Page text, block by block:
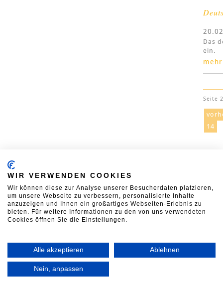
Das
ein.
mehr
Seite
14
Verband Deutscher Mühlen
Neustädtische Kirchstraße 7A
10117 Berlin
T030 2123369-0F030 2123369-99
E vdm@muehlen.org
Während Ihres Besuchs
Seite wurden in
WIR VERWENDEN COOKIES
Wir können diese zur Analyse unserer Besucherdaten platzieren,
um unsere Webseite zu verbessern, personalisierte Inhalte
anzuzeigen und Ihnen ein großartiges Webseiten-Erlebnis zu
bieten. Für weitere Informationen zu den von uns verwendeten
Cookies öffnen Sie die Einstellungen.
Alle akzeptieren Ablehnen
Nein, anpassen